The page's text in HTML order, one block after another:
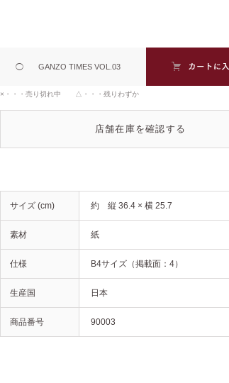
◯ GANZO TIMES VOL.03
×・・・売り切れ中 △・・・残りわずか
店舗在庫を確認する
サイズ (cm) 約 縦 36.4 × 横 25.7
素材 紙
仕様 B4サイズ（掲載面：4）
生産国 日本
商品番号 90003